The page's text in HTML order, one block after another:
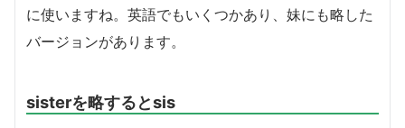
に使いますね。英語でもいくつかあり、妹にも略した
バージョンがあります。
sisterを略するとsis